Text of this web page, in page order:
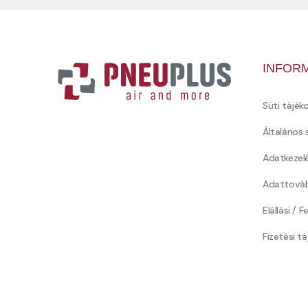
Süti
Általános
Elállási /
Fizetési